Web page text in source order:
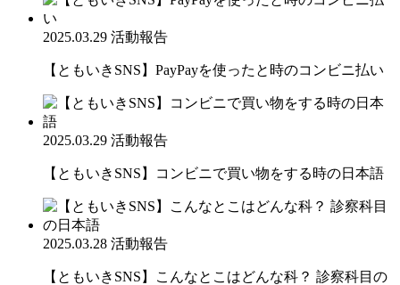
2025.03.29 活動報告
【ともいきSNS】PayPayを使ったと時のコンビニ払い
2025.03.29 活動報告
【ともいきSNS】コンビニで買い物をする時の日本語
2025.03.28 活動報告
【ともいきSNS】こんなとこはどんな科？ 診察科目の